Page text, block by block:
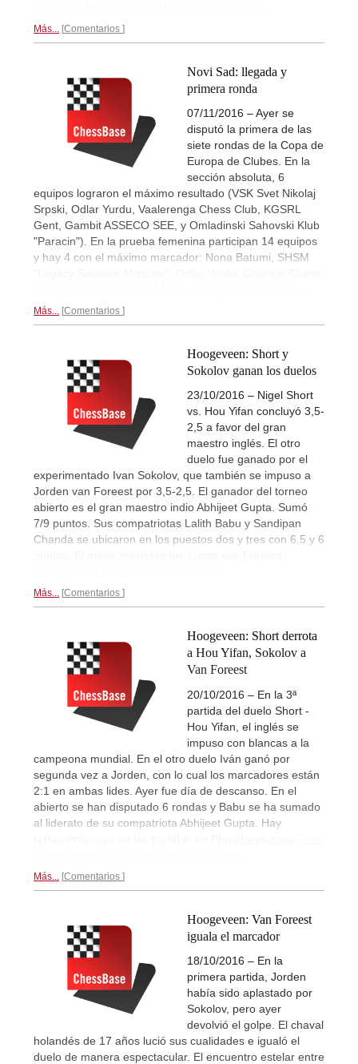
Más... Comentarios
Novi Sad: llegada y
primera ronda
07/11/2016 – Ayer se
disputó la primera de las
siete rondas de la Copa de
Europa de Clubes. En la
sección absoluta, 6
equipos lograron el máximo resultado (VSK Svet Nikolaj
Srpski, Odlar Yurdu, Vaalerenga Chess Club, KGSRL
Gent, Gambit ASSECO SEE, y Omladinski Sahovski Klub
"Paracin"). En la prueba femenina participan 14 equipos
y hay 4 con el máximo marcador: Nona Batumi, SHSM
Más... Comentarios
Hoogeveen: Short y
Sokolov ganan los duelos
23/10/2016 – Nigel Short
vs. Hou Yifan concluyó 3,5-
2,5 a favor del gran
maestro inglés. El otro
duelo fue ganado por el
experimentado Ivan Sokolov, que también se impuso a
Jorden van Foreest por 3,5-2,5. El ganador del torneo
abierto es el gran maestro indio Abhijeet Gupta. Sumó
7/9 puntos. Sus compatriotas Lalith Babu y Sandipan
Chanda se ubicaron en los puestos dos y tres con 6,5 y 6
Más... Comentarios
Hoogeveen: Short derrota
a Hou Yifan, Sokolov a
Van Foreest
20/10/2016 – En la 3ª
partida del duelo Short -
Hou Yifan, el inglés se
impuso con blancas a la
campeona mundial. En el otro duelo Iván ganó por
segunda vez a Jorden, con lo cual los marcadores están
2:1 en ambas lides. Ayer fue día de descanso. En el
abierto se han disputado 6 rondas y Babu se ha sumado
al liderato de su compatriota Abhijeet Gupta. Hay
Más... Comentarios
Hoogeveen: Van Foreest
iguala el marcador
18/10/2016 – En la
primera partida, Jorden
había sido aplastado por
Sokolov, pero ayer
devolvió el golpe. El chaval
holandés de 17 años lució sus cualidades e igualó el
duelo de manera espectacular. El encuentro estelar entre